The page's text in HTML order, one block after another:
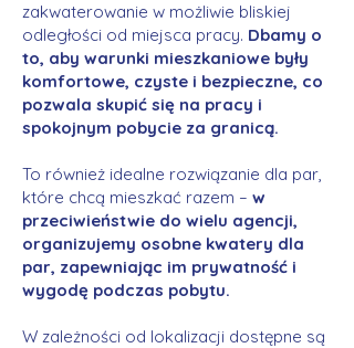
zakwaterowanie w możliwie bliskiej
odległości od miejsca pracy. Dbamy o
to, aby warunki mieszkaniowe były
komfortowe, czyste i bezpieczne, co
pozwala skupić się na pracy i
spokojnym pobycie za granicą.
To również idealne rozwiązanie dla par,
które chcą mieszkać razem – w
przeciwieństwie do wielu agencji,
organizujemy osobne kwatery dla
par, zapewniając im prywatność i
wygodę podczas pobytu.
W zależności od lokalizacji dostępne są